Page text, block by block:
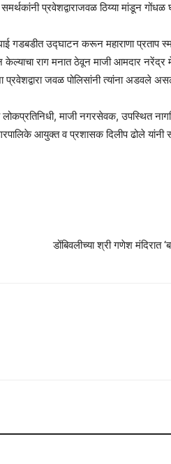
प्रवेशद्वाराजवळ ठिय्या मांडून गोंधळ
गडबडीत उद्घाटन करून महाराणा प्रताप
केल्याचा राग मनात ठेवून माजी आमदार
जवळ पोलिसांनी त्यांना अडवले
माजी नगरसेवक, उपस्थित
आयुक्त व प्रशासक दिलीप ढोले
डोंबिवलीच्या श्री गणेश मंदिरात